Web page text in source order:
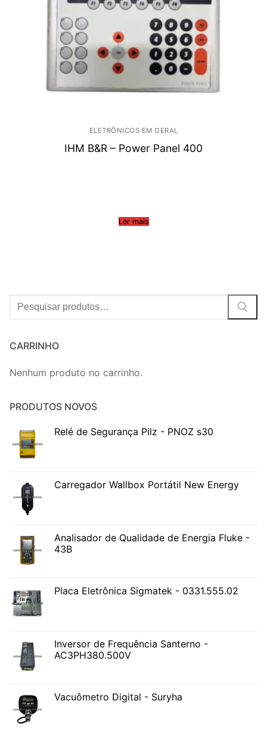
ELETRÔNICOS EM GERAL
IHM B&R – Power Panel 400
Ler mais
Procurar:
CARRINHO
Nenhum produto no carrinho.
PRODUTOS NOVOS
Relé de Segurança Pilz - PNOZ s30
Carregador Wallbox Portátil New Energy
Analisador de Qualidade de Energia Fluke -
43B
Placa Eletrônica Sigmatek - 0331.555.02
Inversor de Frequência Santerno -
AC3PH380.500V
Vacuômetro Digital - Suryha